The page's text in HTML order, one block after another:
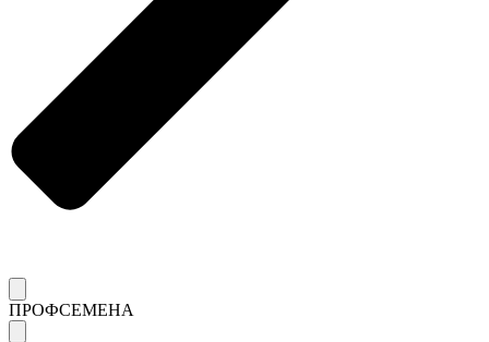
ПРОФСЕМЕНА